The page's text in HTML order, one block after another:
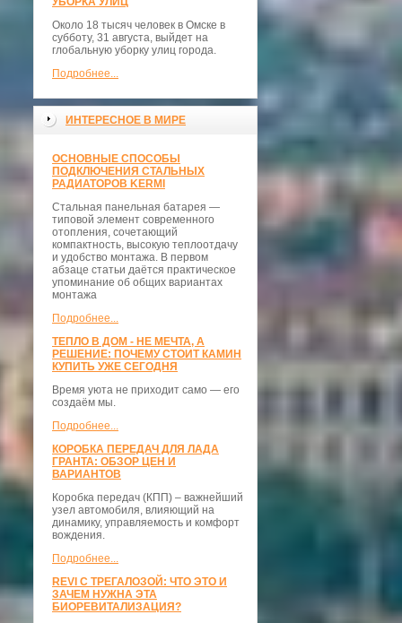
Около 18 тысяч человек в Омске в
субботу, 31 августа, выйдет на
глобальную уборку улиц города.
Подробнее...
ИНТЕРЕСНОЕ В МИРЕ
ОСНОВНЫЕ СПОСОБЫ
ПОДКЛЮЧЕНИЯ СТАЛЬНЫХ
РАДИАТОРОВ KERMI
Стальная панельная батарея —
типовой элемент современного
отопления, сочетающий
компактность, высокую теплоотдачу
и удобство монтажа. В первом
абзаце статьи даётся практическое
упоминание об общих вариантах
монтажа
Подробнее...
ТЕПЛО В ДОМ - НЕ МЕЧТА, А
РЕШЕНИЕ: ПОЧЕМУ СТОИТ КАМИН
КУПИТЬ УЖЕ СЕГОДНЯ
Время уюта не приходит само — его
создаём мы.
Подробнее...
КОРОБКА ПЕРЕДАЧ ДЛЯ ЛАДА
ГРАНТА: ОБЗОР ЦЕН И
ВАРИАНТОВ
Коробка передач (КПП) – важнейший
узел автомобиля, влияющий на
динамику, управляемость и комфорт
вождения.
Подробнее...
REVI С ТРЕГАЛОЗОЙ: ЧТО ЭТО И
ЗАЧЕМ НУЖНА ЭТА
БИОРЕВИТАЛИЗАЦИЯ?